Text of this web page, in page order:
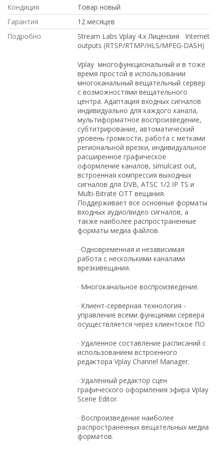
Кондиция
Товар новый
Гарантия
12 месяцев
Подробно
Stream Labs Vplay 4.x Лицензия Internet
outputs (RTSP/RTMP/HLS/MPEG-DASH)​
Vplay многофункциональный и в тоже
время простой в использовании
многоканальный вещательный сервер
c возможностями вещательного
центра. Адаптация входных сигналов
индивидуально для каждого канала,
мультиформатное воспроизведение,
субтитрирование, автоматический
уровень громкости, работа с метками
региональной врезки, индивидуальное
расширенное графическое
оформление каналов, simulcast out,
встроенная компрессия выходных
сигналов для DVB, ATSC 1/2 IP TS и
Multi-Bitrate OTT вещания.
Поддерживает все основные форматы
входных аудио/видео сигналов, а
также наиболее распространенные
форматы медиа файлов.
· Одновременная и независимая
работа с несколькими каналами
врезкивещания.
· Многоканальное воспроизведение.
· Клиент-серверная технология -
управление всеми функциями сервера
осуществляется через клиентское ПО
· Удаленное составление расписаний с
использованием встроенного
редактора Vplay Channel Manager.
· Удалённый редактор сцен
графического оформления эфира Vplay
Scene Editor.
· Воспроизведение наиболее
распространенных вещательных медиа
форматов.